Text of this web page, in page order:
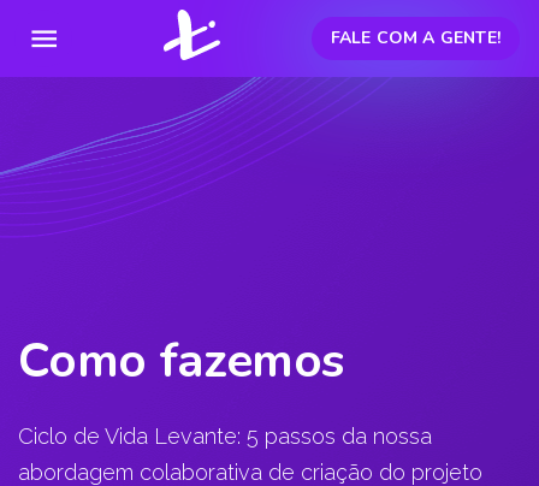
menu FALE COM A GENTE!
Como fazemos
Ciclo de Vida Levante: 5 passos da nossa
abordagem colaborativa de criação do projeto